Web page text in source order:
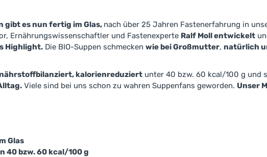
gibt es nun fertig im Glas, nach über 25 Jahren Fastenerfahrung in
Ernährungswissenschaftler und Fastenexperte Ralf Moll entwickelt
Highlight. Die BIO-Suppen schmecken wie bei Großmutter, natürlich
kalorienreduziert unter 40 bzw. 60 kcal/100 g und
Viele sind bei uns schon zu wahren Suppenfans geworden. Unser
Glas
40 bzw. 60 kcal/100 g